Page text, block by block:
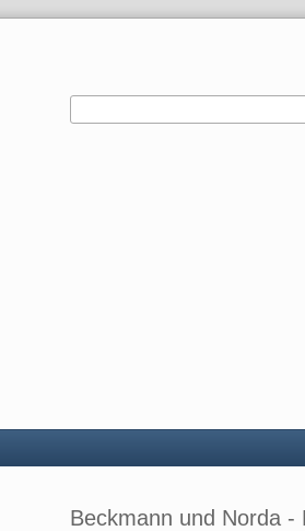
Beckmann und Norda -